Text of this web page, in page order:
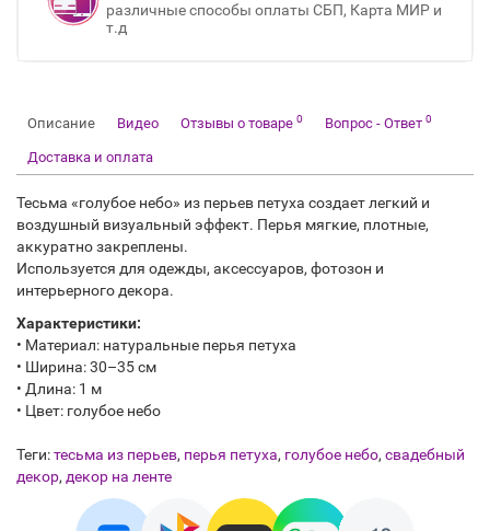
различные способы оплаты СБП, Карта МИР и
т.д
Описание Видео Отзывы о товаре 0 Вопрос - Ответ 0
Доставка и оплата
Тесьма «голубое небо» из перьев петуха создает легкий и
воздушный визуальный эффект. Перья мягкие, плотные,
аккуратно закреплены.
Используется для одежды, аксессуаров, фотозон и
интерьерного декора.
Характеристики:
• Материал: натуральные перья петуха
• Ширина: 30–35 см
• Длина: 1 м
• Цвет: голубое небо
Теги:тесьма из перьев, перья петуха, голубое небо, свадебный
декор, декор на ленте